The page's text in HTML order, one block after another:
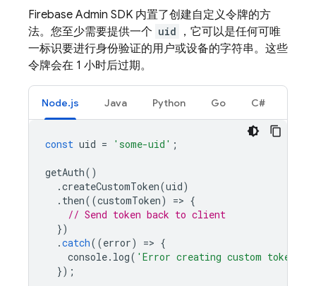
Firebase Admin SDK 内置了创建自定义令牌的方
法。您至少需要提供一个 uid
，它可以是任何可唯
一标识要进行身份验证的用户或设备的字符串。这些
令牌会在 1 小时后过期。
Node.js Java Python Go C#
const uid = 'some-uid' ;
getAuth()
.createCustomToken(uid)
. then((customToken) => {
// Send token back to client
})
.catch((error) => {
console. log( 'Error creating custom token:'
});